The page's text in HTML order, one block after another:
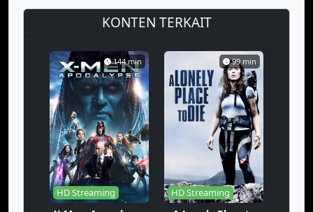
KONTEN TERKAIT
144 min
HD Streaming
99 min
HD Streaming